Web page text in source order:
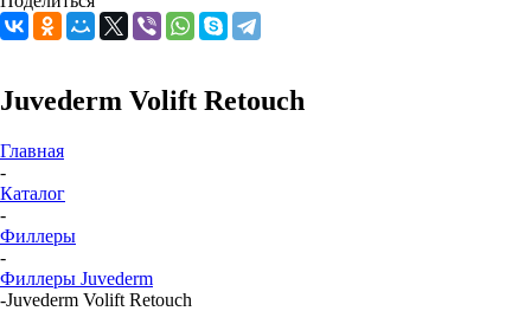
Juvederm Volift Retouch
Главная
-
Каталог
-
Филлеры
-
Филлеры Juvederm
-Juvederm Volift Retouch